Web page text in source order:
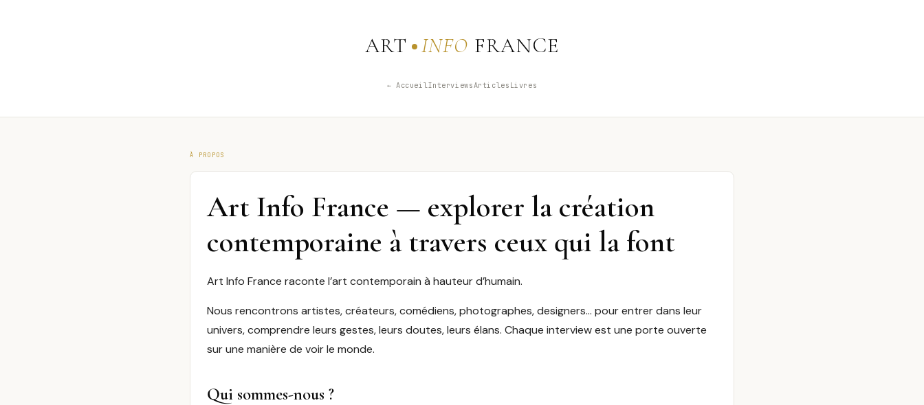
ART INFO FRANCE
← AccueilInterviewsArticles Livres
À PROPOS
Art Info France — explorer la création
contemporaine à travers ceux qui la font
Art Info France raconte l’art contemporain à hauteur d’humain.
Nous rencontrons artistes, créateurs, comédiens, photographes, designers… pour entrer dans leur
univers, comprendre leurs gestes, leurs doutes, leurs élans. Chaque interview est une porte ouverte
sur une manière de voir le monde.
Qui sommes-nous ?